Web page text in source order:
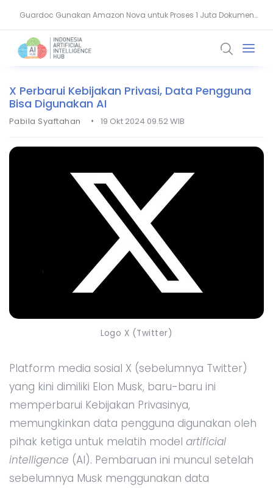
Guardoc Gunakan Amazon Nova untuk Proses 1 Juta Dokumen
Agentic Hospital, Strategi Salesforce Ubah Layanan Kesehatan
X Perbarui Kebijakan Privasi, Data Pengguna
Bisa Digunakan AI
Pabila Syaftahan • 19 Okt 2024 09.52 WIB
Logo X (Twitter)
Platform media sosial X (sebelumnya Twitter)
yang kini dimiliki Elon Musk, baru-baru ini
memperbarui Kebijakan Privasinya,
memungkinkan data pengguna digunakan oleh
pihak ketiga untuk melatih model artificial
intelligence (AI). Pembaruan ini muncul setelah
sebelumnya Musk menggunakan data